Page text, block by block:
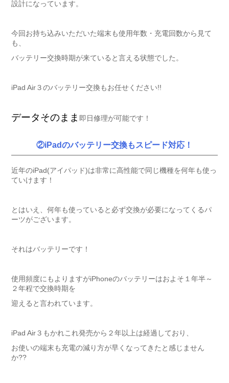
設計になっています。
今回お持ち込みいただいた端末も使用年数・充電回数から見て
も、
バッテリー交換時期が来ていると言える状態でした。
iPad Air３のバッテリー交換もお任せください!!
データそのまま 即日修理が可能です！
②iPadのバッテリー交換もスピード対応！
近年のiPad(アイパッド)は非常に高性能で同じ機種を何年も使っ
ていけます！
とはいえ、何年も使っていると必ず交換が必要になってくるパ
ーツがございます。
それはバッテリーです！
使用頻度にもよりますがiPhoneのバッテリーはおよそ１年半～
２年程で交換時期を
迎えると言われています。
iPad Air３もかれこれ発売から２年以上は経過しており、
お使いの端末も充電の減り方が早くなってきたと感じません
か??